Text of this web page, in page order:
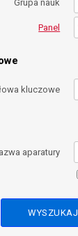
Grupa nauk
Panel
kluczowe
aparatury